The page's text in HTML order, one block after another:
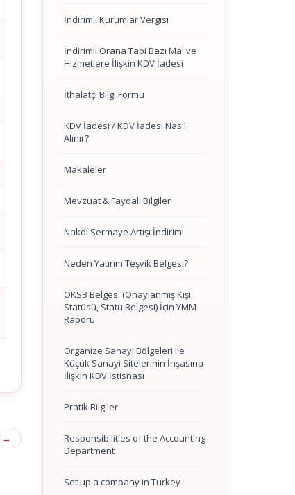
→
İndirimli Kurumlar Vergisi
İndirimli Orana Tabi Bazı Mal ve
Hizmetlere İlişkin KDV İadesi
İthalatçı Bilgi Formu
KDV İadesi / KDV İadesi Nasıl
Alınır?
Makaleler
Mevzuat & Faydalı Bilgiler
Nakdi Sermaye Artışı İndirimi
Neden Yatırım Teşvik Belgesi?
OKSB Belgesi (Onaylanmış Kişi
Statüsü, Statü Belgesi) İçin YMM
Raporu
Organize Sanayi Bölgeleri ile
Küçük Sanayi Sitelerinin İnşasına
İlişkin KDV İstisnası
Pratik Bilgiler
Responsibilities of the Accounting
Department
Set up a company in Turkey